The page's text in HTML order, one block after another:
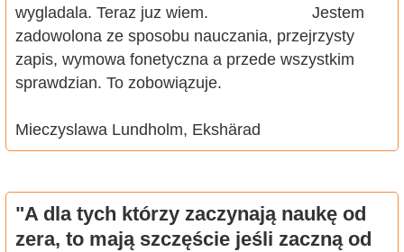
wygladala. Teraz juz wiem. Jestem
zadowolona ze sposobu nauczania, przejrzysty
zapis, wymowa fonetyczna a przede wszystkim
sprawdzian. To zobowiązuje.
Mieczyslawa Lundholm, Ekshärad
"A dla tych którzy zaczynają naukę od
zera, to mają szczęście jeśli zaczną od